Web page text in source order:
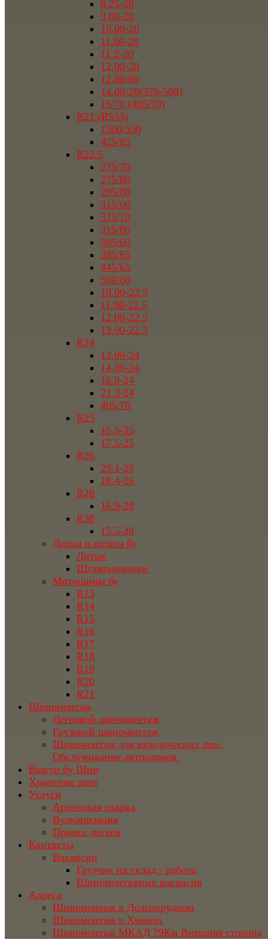
8.25-20
9.00-20
10.00-20
11.00-20
11.2-20
12.00-20
12.00/80
14.00-20(370-508)
16/70 (405/70)
R21 (R533)
1300/530
425/85
R22.5
275/70
275/80
295/80
315/60
315/70
315/80
385/60
385/65
445/65
500/60
10.00-22.5
11.00-22.5
12.00-22.5
13.00-22.5
R24
12.00-24
14.00-24
16.9-24
21.3-24
405/70
R25
15.5-25
17.5-25
R26
23.1-26
18.4-26
R28
16.9-28
R38
15.5-38
Диски и колеса бу
Литые
Штампованные
Мотошины бу
R13
R14
R15
R16
R17
R18
R19
R20
R21
Шиномонтаж
Легковой шиномонтаж
Грузовой шиномонтаж
Шиномонтаж для юридических лиц.
Обслуживание автопарков.
Выкуп бу Шин
Хранение шин
Услуги
Аргоновая сварка
Вулканизация
Правка дисков
Контакты
Вакансии
Грузчик на склад - работа
Шиномонтажник вакансия
Адреса
Шиномонтаж в Долгопрудном
Шиномонтаж в Химках
Шиномонтаж МКАД 79Км Внешняя сторона